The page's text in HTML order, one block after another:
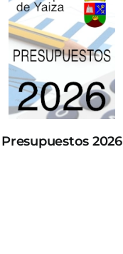
Presupuestos 2026